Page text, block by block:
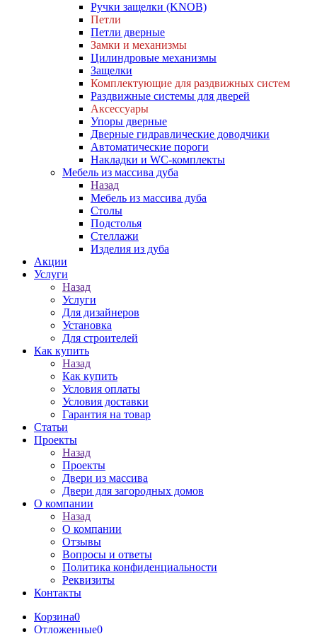
Ручки защелки (KNOB)
Петли
Петли дверные
Замки и механизмы
Цилиндровые механизмы
Защелки
Комплектующие для раздвижных систем
Раздвижные системы для дверей
Аксессуары
Упоры дверные
Дверные гидравлические доводчики
Автоматические пороги
Накладки и WC-комплекты
Мебель из массива дуба
Назад
Мебель из массива дуба
Столы
Подстолья
Стеллажи
Изделия из дуба
Акции
Услуги
Назад
Услуги
Для дизайнеров
Установка
Для строителей
Как купить
Назад
Как купить
Условия оплаты
Условия доставки
Гарантия на товар
Статьи
Проекты
Назад
Проекты
Двери из массива
Двери для загородных домов
О компании
Назад
О компании
Отзывы
Вопросы и ответы
Политика конфиденциальности
Реквизиты
Контакты
Корзина0
Отложенные0